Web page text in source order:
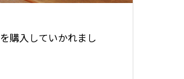
を購入していかれまし